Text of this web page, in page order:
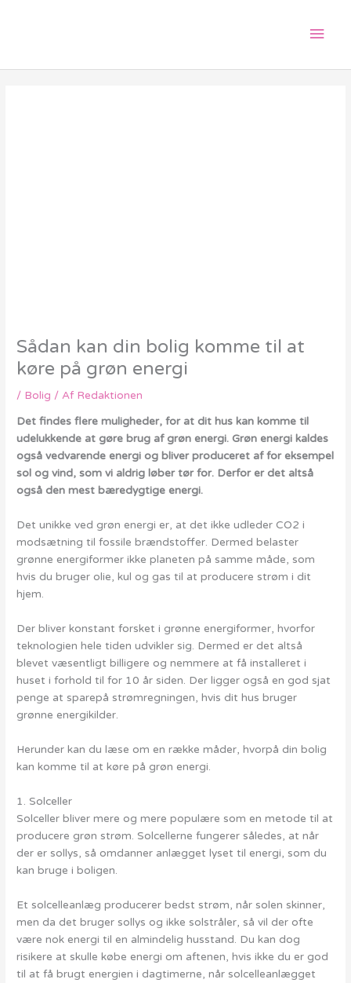
Sådan kan din bolig komme til at
køre på grøn energi
/ Bolig / Af Redaktionen
Det findes flere muligheder, for at dit hus kan komme til
udelukkende at gøre brug af grøn energi. Grøn energi kaldes
også vedvarende energi og bliver produceret af for eksempel
sol og vind, som vi aldrig løber tør for. Derfor er det altså
også den mest bæredygtige energi.
Det unikke ved grøn energi er, at det ikke udleder CO2 i
modsætning til fossile brændstoffer. Dermed belaster
grønne energiformer ikke planeten på samme måde, som
hvis du bruger olie, kul og gas til at producere strøm i dit
hjem.
Der bliver konstant forsket i grønne energiformer, hvorfor
teknologien hele tiden udvikler sig. Dermed er det altså
blevet væsentligt billigere og nemmere at få installeret i
huset i forhold til for 10 år siden. Der ligger også en god sjat
penge at sparepå strømregningen, hvis dit hus bruger
grønne energikilder.
Herunder kan du læse om en række måder, hvorpå din bolig
kan komme til at køre på grøn energi.
1. Solceller
Solceller bliver mere og mere populære som en metode til at
producere grøn strøm. Solcellerne fungerer således, at når
der er sollys, så omdanner anlægget lyset til energi, som du
kan bruge i boligen.
Et solcelleanlæg producerer bedst strøm, når solen skinner,
men da det bruger sollys og ikke solstråler, så vil der ofte
være nok energi til en almindelig husstand. Du kan dog
risikere at skulle købe energi om aftenen, hvis ikke du er god
til at få brugt energien i dagtimerne, når solcelleanlægget